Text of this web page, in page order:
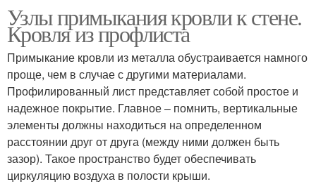
Узлы примыкания кровли к стене.
Кровля из профлиста
Примыкание кровли из металла обустраивается намного
проще, чем в случае с другими материалами.
Профилированный лист представляет собой простое и
надежное покрытие. Главное – помнить, вертикальные
элементы должны находиться на определенном
расстоянии друг от друга (между ними должен быть
зазор). Такое пространство будет обеспечивать
циркуляцию воздуха в полости крыши.